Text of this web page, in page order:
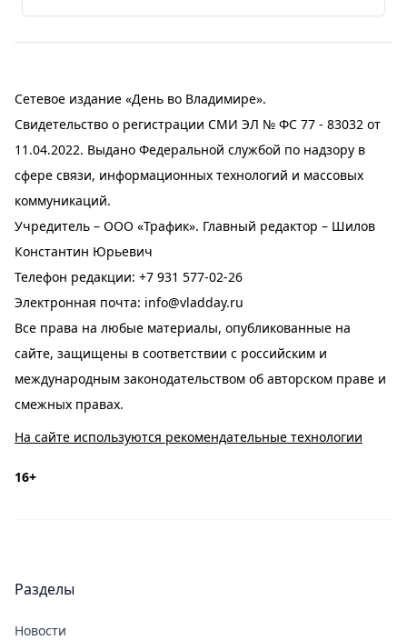
Сетевое издание «День во Владимире».
Свидетельство о регистрации СМИ ЭЛ № ФС 77 - 83032 от
11.04.2022. Выдано Федеральной службой по надзору в
сфере связи, информационных технологий и массовых
коммуникаций.
Учредитель – ООО «Трафик». Главный редактор – Шилов
Константин Юрьевич
Телефон редакции: +7 931 577-02-26
Электронная почта: info@vladday.ru
Все права на любые материалы, опубликованные на
сайте, защищены в соответствии с российским и
международным законодательством об авторском праве и
смежных правах.
На сайте используются рекомендательные технологии
16+
Разделы
Новости